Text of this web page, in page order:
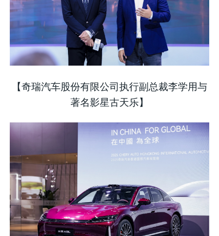
【奇瑞汽车股份有限公司执行副总裁李学用与
著名影星古天乐】